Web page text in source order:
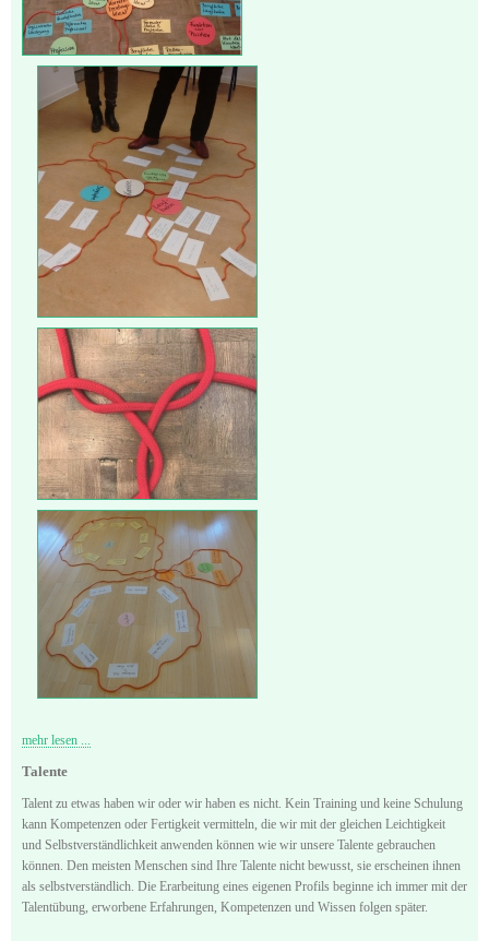
mehr lesen ...
Talente
Talent zu etwas haben wir oder wir haben es nicht. Kein Training und keine Schulung
kann Kompetenzen oder Fertigkeit vermitteln, die wir mit der gleichen Leichtigkeit
und Selbstverständlichkeit anwenden können wie wir unsere Talente gebrauchen
können. Den meisten Menschen sind Ihre Talente nicht bewusst, sie erscheinen ihnen
als selbstverständlich. Die Erarbeitung eines eigenen Profils beginne ich immer mit der
Talentübung, erworbene Erfahrungen, Kompetenzen und Wissen folgen später.